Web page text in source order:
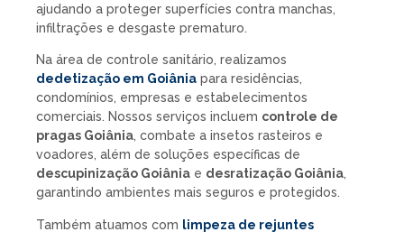
ajudando a proteger superfícies contra manchas,
infiltrações e desgaste prematuro.
Na área de controle sanitário, realizamos
dedetização em Goiânia para residências,
condomínios, empresas e estabelecimentos
comerciais. Nossos serviços incluem controle de
pragas Goiânia, combate a insetos rasteiros e
voadores, além de soluções específicas de
descupinização Goiânia e desratização Goiânia,
garantindo ambientes mais seguros e protegidos.
Também atuamos com limpeza de rejuntes